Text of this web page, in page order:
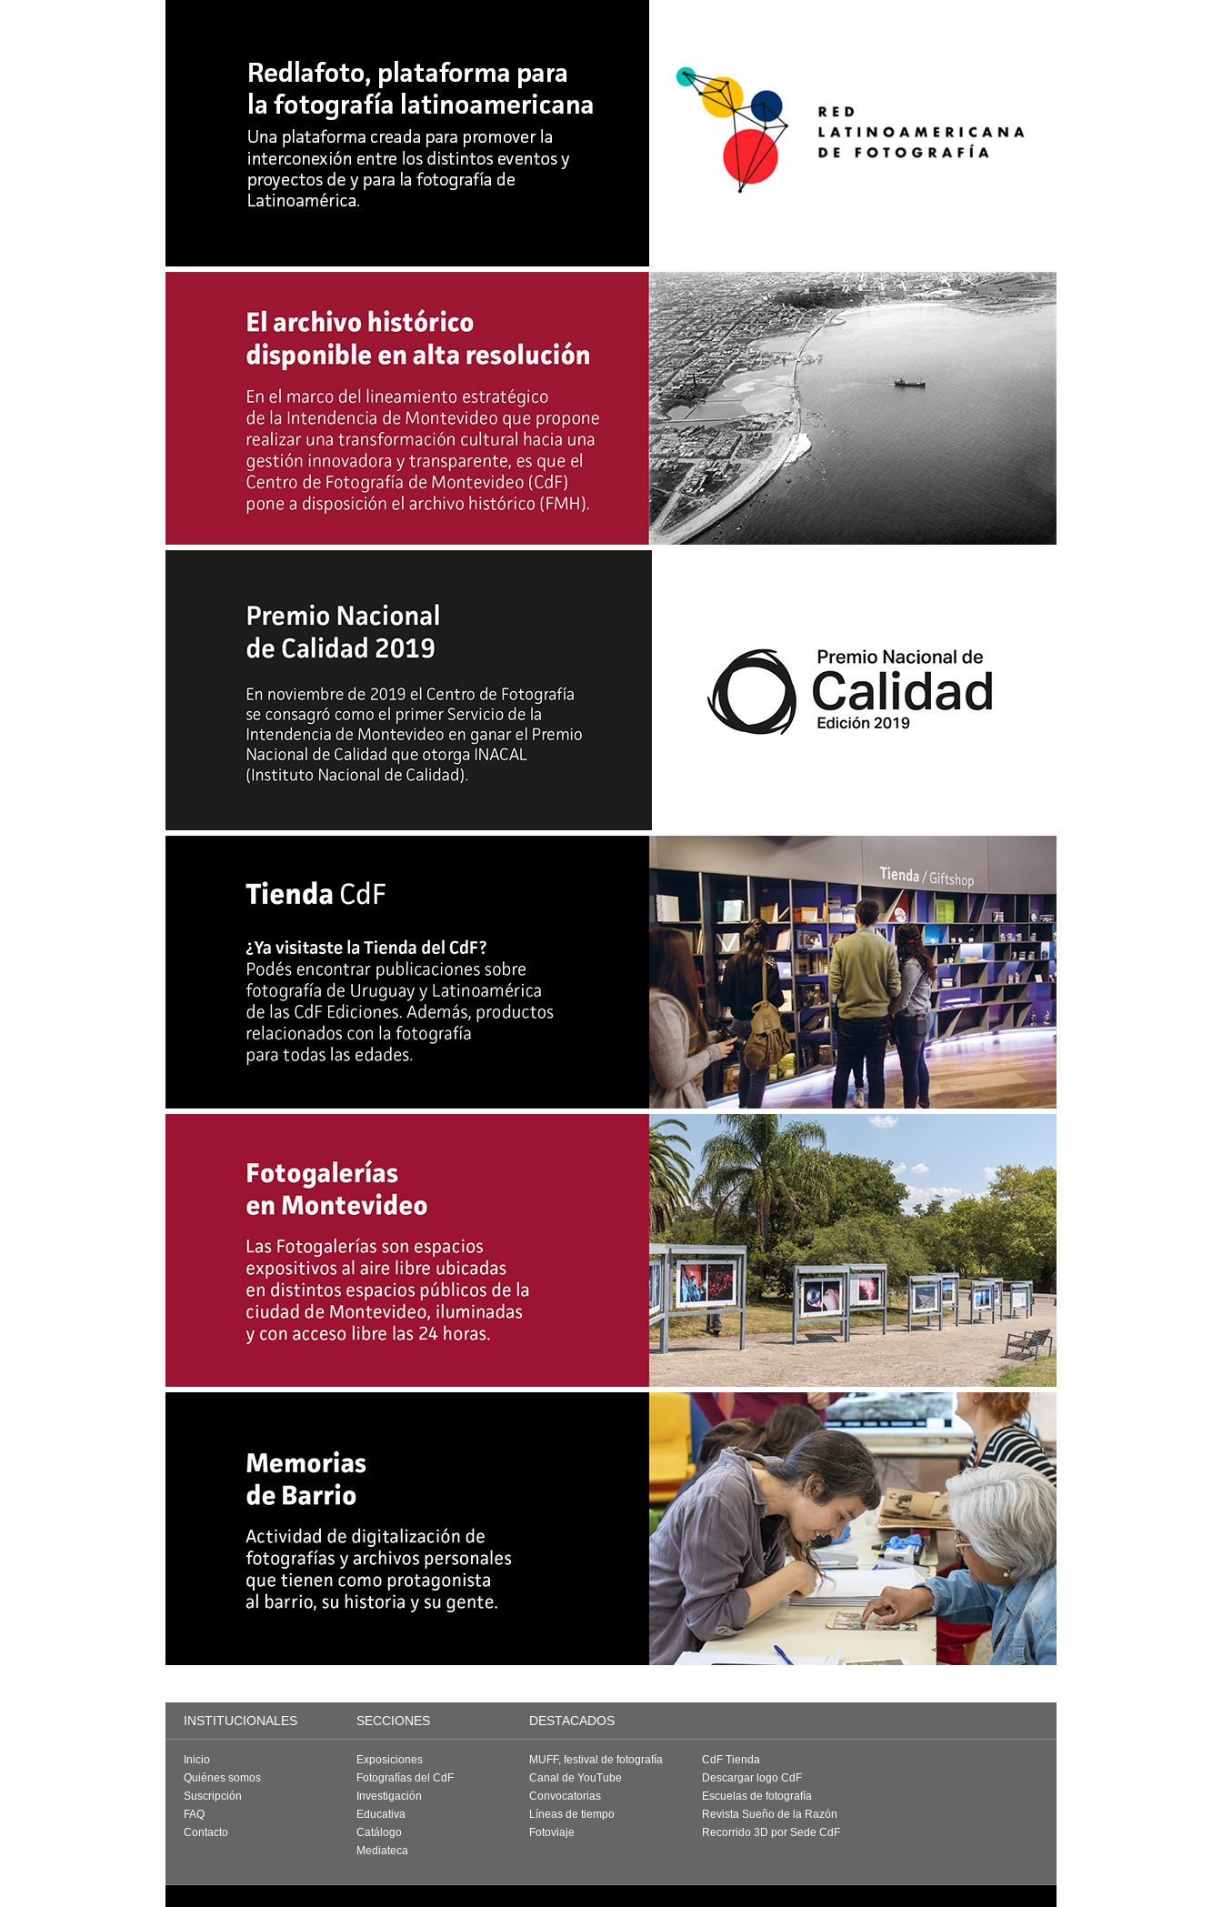
INSTITUCIONALES SECCIONES DESTACADOS
Inicio
Quiénes somos
Suscripción
FAQ
Contacto
Exposiciones
Fotografías del CdF
Investigación
Educativa
Catálogo
Mediateca
MUFF, festival de fotografía
Canal de YouTube
Convocatorias
Líneas de tiempo
Fotoviaje
CdF Tienda
Descargar logo CdF
Escuelas de fotografía
Revista Sueño de la Razón
Recorrido 3D por Sede CdF